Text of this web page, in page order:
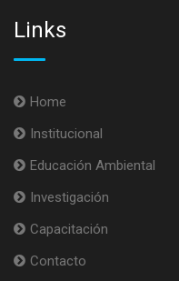
Links
Home
Institucional
Educación Ambiental
Investigación
Capacitación
Contacto